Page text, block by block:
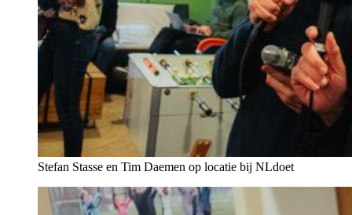
Stefan Stasse en Tim Daemen op locatie bij NLdoet